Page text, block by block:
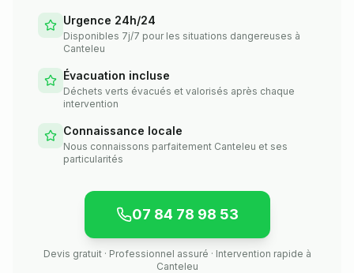
Urgence 24h/24
Disponibles 7j/7 pour les situations dangereuses à
Canteleu
Évacuation incluse
Déchets verts évacués et valorisés après chaque
intervention
Connaissance locale
Nous connaissons parfaitement Canteleu et ses
particularités
07 84 78 98 53
Devis gratuit · Professionnel assuré · Intervention rapide à
Canteleu